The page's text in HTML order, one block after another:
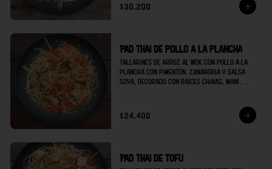
$30.200
Pad thai de pollo a la plancha
Tallarines de arroz al wok con pollo a la
plancha con pimentón, zanahoria y salsa
soya, decorado con raíces chinas, maní,
$24.400
Pad thai de tofu